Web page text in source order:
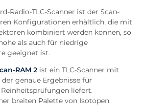
Radio-TLC-Scanner ist der Scan-
Konfigurationen erhältlich, die mit
kombiniert werden können, so
als auch für niedrige
geeignet ist.
RAM 2 ist ein TLC-Scanner mit
genaue Ergebnisse für
liefert.
breiten Palette von Isotopen